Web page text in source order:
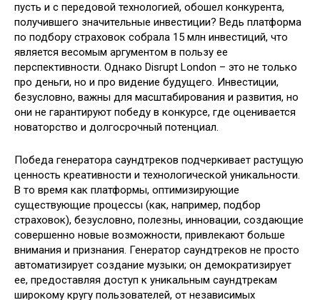
пусть и с передовой технологией, обошел конкурента,
получившего значительные инвестиции? Ведь платформа
по подбору страховок собрала 15 млн инвестиций, что
является весомым аргументом в пользу ее
перспективности. Однако Disrupt London – это не только
про деньги, но и про видение будущего. Инвестиции,
безусловно, важны для масштабирования и развития, но
они не гарантируют победу в конкурсе, где оценивается
новаторство и долгосрочный потенциал.
Победа генератора саундтреков подчеркивает растущую
ценность креативности и технологической уникальности.
В то время как платформы, оптимизирующие
существующие процессы (как, например, подбор
страховок), безусловно, полезны, инновации, создающие
совершенно новые возможности, привлекают больше
внимания и признания. Генератор саундтреков не просто
автоматизирует создание музыки; он демократизирует
ее, предоставляя доступ к уникальным саундтрекам
широкому кругу пользователей, от независимых